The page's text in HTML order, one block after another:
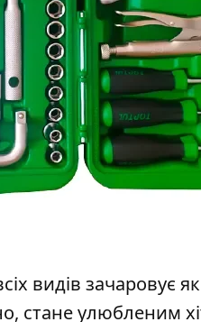
видів зачаровує
стане улюбленим